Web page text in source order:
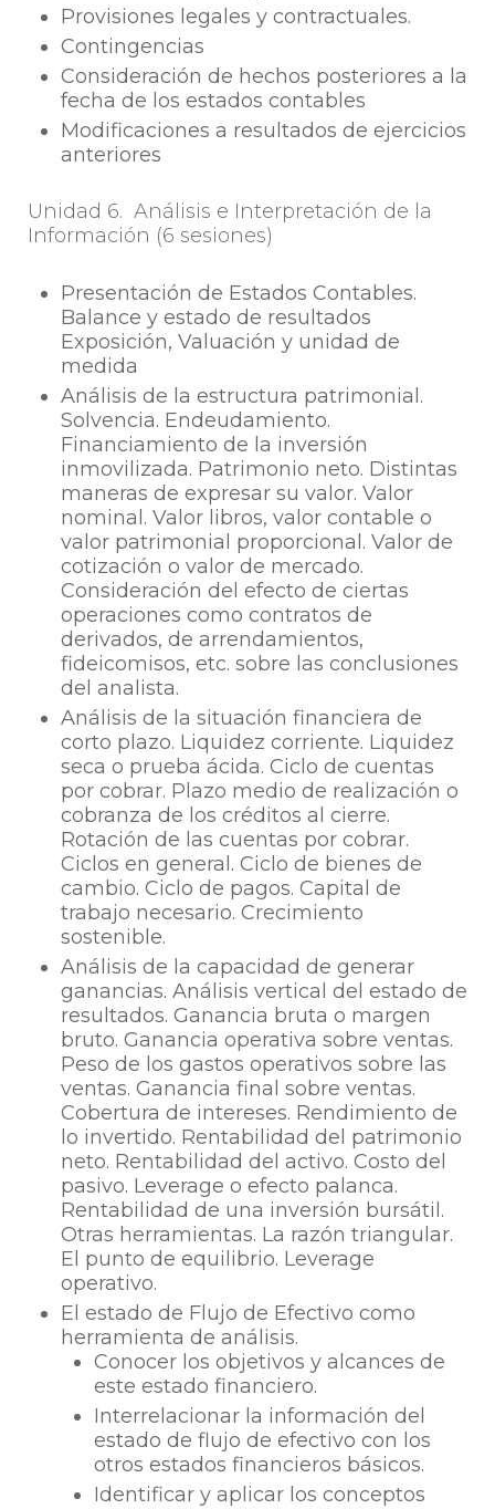
Provisiones legales y contractuales.
Contingencias
Consideración de hechos posteriores a la
fecha de los estados contables
Modificaciones a resultados de ejercicios
anteriores
Unidad 6. Análisis e Interpretación de la
Información (6 sesiones)
Presentación de Estados Contables.
Balance y estado de resultados
Exposición, Valuación y unidad de
medida
Análisis de la estructura patrimonial.
Solvencia. Endeudamiento.
Financiamiento de la inversión
inmovilizada. Patrimonio neto. Distintas
maneras de expresar su valor. Valor
nominal. Valor libros, valor contable o
valor patrimonial proporcional. Valor de
cotización o valor de mercado.
Consideración del efecto de ciertas
operaciones como contratos de
derivados, de arrendamientos,
fideicomisos, etc. sobre las conclusiones
del analista.
Análisis de la situación financiera de
corto plazo. Liquidez corriente. Liquidez
seca o prueba ácida. Ciclo de cuentas
por cobrar. Plazo medio de realización o
cobranza de los créditos al cierre.
Rotación de las cuentas por cobrar.
Ciclos en general. Ciclo de bienes de
cambio. Ciclo de pagos. Capital de
trabajo necesario. Crecimiento
sostenible.
Análisis de la capacidad de generar
ganancias. Análisis vertical del estado de
resultados. Ganancia bruta o margen
bruto. Ganancia operativa sobre ventas.
Peso de los gastos operativos sobre las
ventas. Ganancia final sobre ventas.
Cobertura de intereses. Rendimiento de
lo invertido. Rentabilidad del patrimonio
neto. Rentabilidad del activo. Costo del
pasivo. Leverage o efecto palanca.
Rentabilidad de una inversión bursátil.
Otras herramientas. La razón triangular.
El punto de equilibrio. Leverage
operativo.
El estado de Flujo de Efectivo como
herramienta de análisis.
Conocer los objetivos y alcances de
este estado financiero.
Interrelacionar la información del
estado de flujo de efectivo con los
otros estados financieros básicos.
Identificar y aplicar los conceptos